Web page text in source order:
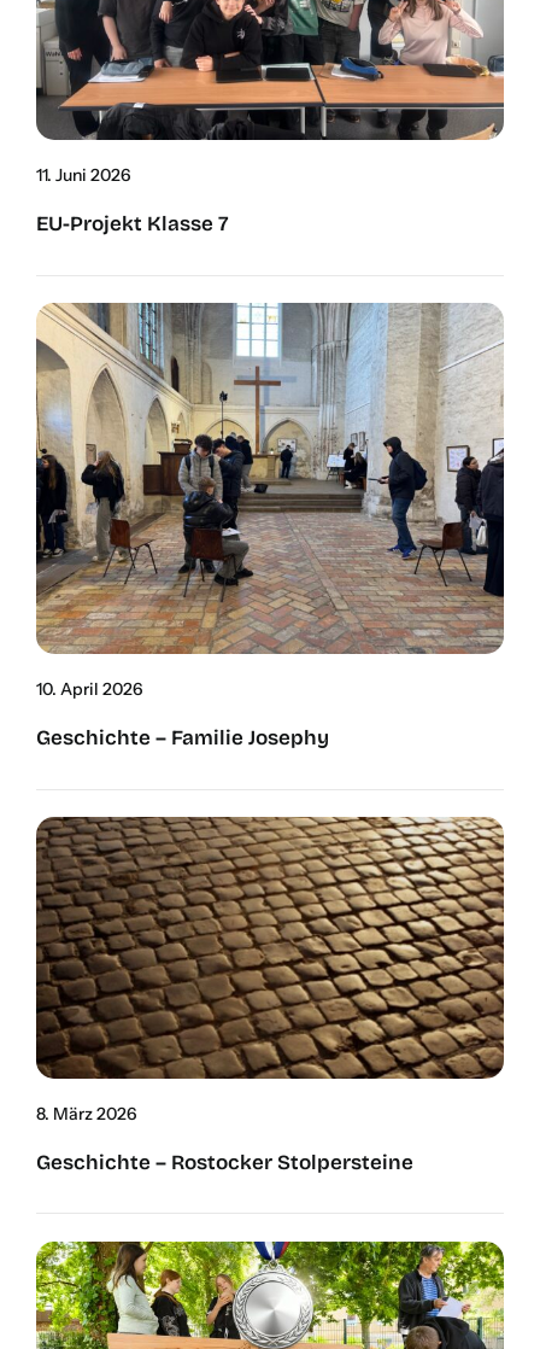
11. Juni 2026
EU-Pro­­­jekt Klas­se 7
10. April 2026
Geschich­te – Fami­lie Jose­phy
8. März 2026
Geschich­te – Ros­to­cker Stol­per­stei­ne